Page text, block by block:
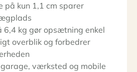
på kun 1,1 cm sparer
kg gør opsætning enkel
overblik og forbedrer
værksted og mobile